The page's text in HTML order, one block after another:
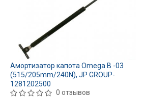
Амортизатор капота Omega B -03
(515/205mm/240N), JP GROUP-
1281202500
0 отзывов